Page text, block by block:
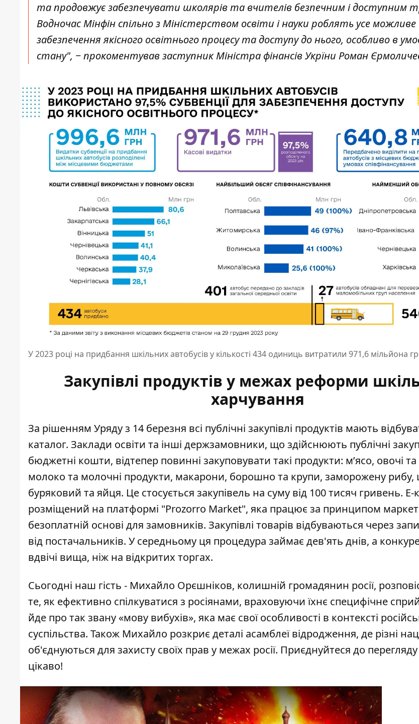
та продовжує забезпечувати школярів та вчителів безпечним і доступним
Водночас Мінфін спільно з Міністерством освіти і науки роблять усе можливе
забезпечення якісного освітнього процесу та доступу до нього, особливо в
стану", ‒ прокоментував заступник Міністра фінансів Укрїни Роман
У 2023 році на придбання шкільних автобусів у кількості 434 одиниць витратили 971,6 мільйона
Закупівлі продуктів у межах реформи
харчування
За рішенням Уряду з 14 березня всі публічні закупівлі продуктів мають
каталог. Заклади освіти та інші держзамовники, що здійснюють публічні
бюджетні кошти, відтепер повинні закуповувати такі продукти: м’ясо, овочі
молоко та молочні продукти, макарони, борошно та крупи, заморожену рибу,
буряковий та яйця. Це стосується закупівель на суму від 100 тисяч гривень. Е-
розміщений на платформі "Prozorro Market", яка працює за принципом
безоплатній основі для замовників. Закупівлі товарів відбуваються через
від постачальників. У середньому ця процедура займає дев'ять днів, а
вдвічі вища, ніж на відкритих торгах.
Сьогодні наш гість - Михайло Орєшніков, колишній громадянин росії,
те, як ефективно спілкуватися з росіянами, враховуючи їхнє специфічне
йде про так звану «мову вибухів», яка має свої особливості в контексті
суспільства. Також Михайло розкриє деталі асамблеї відродження, де різні
об'єднуються для захисту своїх прав у межах росії. Приєднуйтеся до перегляду
цікаво!